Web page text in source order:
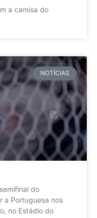
a camisa do
NOTÍCIAS
do
a Portuguesa nos
no Estádio do